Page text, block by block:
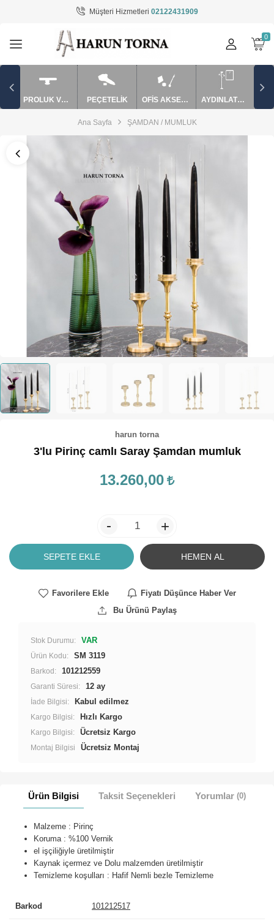
Müşteri Hizmetleri 02122431909
Tüm Kategoriler
AYDINLATMA / EV AKSESUARLARI
BARDAK VE SAKSI
MUM SÖNDÜRME VE APARATLAR
mutfak ürünler
OFİS AKSESUARLARI
PEÇETELİK
PUROLUK VE APARATLAR
ŞAMDAN / MUMLUK
TAKILIK
TEPSİ / KÜRE
PROLUK VE APARATLAR PEÇETELİK OFİS AKSESUARLARI AYDINLATMA / EV AKSESUARLARI
Ana Sayfa ŞAMDAN / MUMLUK
harun torna
3'lu Pirinç camlı Saray Şamdan mumluk
13.260,00
- +
SEPETE EKLE HEMEN AL
Favorilere Ekle
Fiyatı Düşünce Haber Ver
Bu Ürünü Paylaş
Stok Durumu: VAR
Ürün Kodu: SM 3119
Barkod: 101212559
Garanti Süresi: 12 ay
İade Bilgisi:
Kargo Bilgisi:
Hızlı Kargo
Kargo Bilgisi: Ücretsiz Kargo
Montaj Bilgisi Ücretsiz Montaj
Ürün Bilgisi Taksit Seçenekleri Yorumlar (0)
Malzeme : Pirinç
Koruma : %100 Vernik
el işçiliğiyle üretilmiştir
Kaynak içermez ve Dolu malzemden üretilmiştir
Temizleme koşulları : Hafif Nemli bezle Temizleme
Barkod 101212517